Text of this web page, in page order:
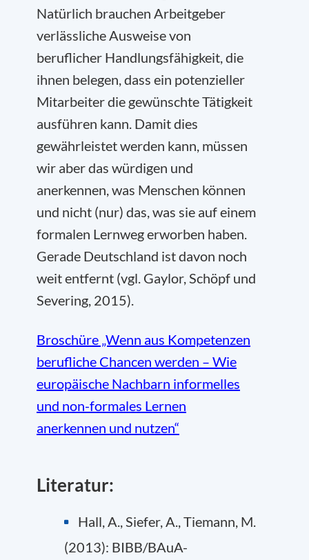
Natürlich brauchen Arbeitgeber
verlässliche Ausweise von
beruflicher Handlungsfähigkeit, die
ihnen belegen, dass ein potenzieller
Mitarbeiter die gewünschte Tätigkeit
ausführen kann. Damit dies
gewährleistet werden kann, müssen
wir aber das würdigen und
anerkennen, was Menschen können
und nicht (nur) das, was sie auf einem
formalen Lernweg erworben haben.
Gerade Deutschland ist davon noch
weit entfernt (vgl. Gaylor, Schöpf und
Severing, 2015).
Broschüre „Wenn aus Kompetenzen
berufliche Chancen werden – Wie
europäische Nachbarn informelles
und non-formales Lernen
anerkennen und nutzen“
Literatur:
Hall, A., Siefer, A., Tiemann, M.
(2013): BIBB/BAuA-